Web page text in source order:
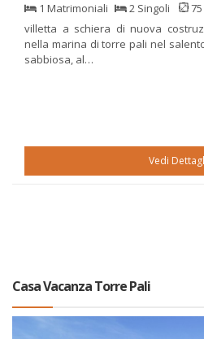
1 Matrimoniali
2 Singoli
75
villetta a schiera di nuova
nella marina di torre pali nel
sabbiosa, al…
Vedi
Casa Vacanza Torre Pali